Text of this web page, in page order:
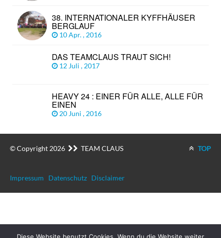
38. INTERNATIONALER KYFFHÄUSER
BERGLAUF
10 Apr. , 2016
DAS TEAMCLAUS TRAUT SICH!
12 Juli , 2017
HEAVY 24 : EINER FÜR ALLE, ALLE FÜR
EINEN
20 Juni , 2016
© Copyright 2026 TEAM CLAUS TOP
Impressum Datenschutz Disclaimer